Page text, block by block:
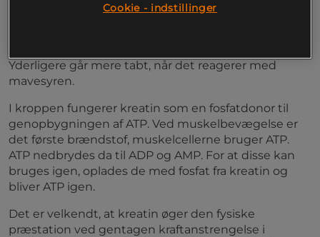
udelukkende i animalske produkter såsom kød.
Yderligere går mere tabt, når det reagerer med
mavesyren.
I kroppen fungerer kreatin som en fosfatdonor til
genopbygningen af ATP. Ved muskelbevægelse er
det første brændstof, muskelcellerne bruger ATP.
ATP nedbrydes da til ADP og AMP. For at disse kan
bruges igen, oplades de med fosfat fra kreatin og
bliver ATP igen.
Det er velkendt, at kreatin øger den fysiske
præstation ved gentagen kraftanstrengelse i
Cookie - indstillinger